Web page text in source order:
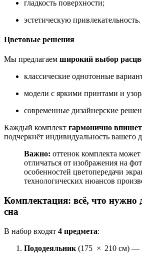
гладкость поверхности;
эстетическую привлекательность.
Цветовые решения
Мы предлагаем широкий выбор
классические однотонные
модели с яркими принтами и
современные дизайнерские
Каждый комплект гармонично
подчеркнёт индивидуальность вашего
Важно: оттенок комплекта может
отличаться от изображения на
особенностей цветопередачи
технологических нюансов
Комплектация: всё, что нужно
сна
В набор входят 4 предмета:
Пододеяльник (175 × 210 см) —